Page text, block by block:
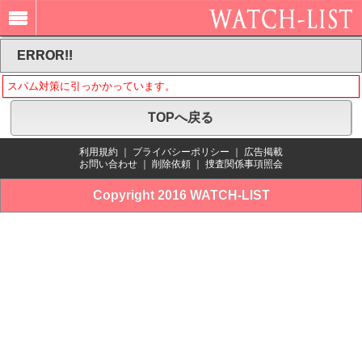
ERROR!!
スパム対策に引っかかっています。
TOPへ戻る
利用規約 プライバシーポリシー
広告掲載
お問い合わせ
削除依頼 捜査関係事項照会
Copyright 2016 WATCH-LIST